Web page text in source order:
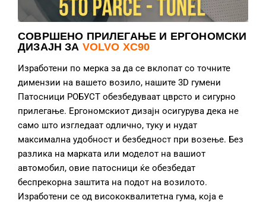
СОВРШЕНО ПРИЛЕГАЊЕ И ЕРГОНОМСКИ
ДИЗАЈН ЗА VOLVO XC90
Изработени по мерка за да се вклопат со точните
димензии на вашето возило, нашите 3D гумени
Патосници РОБУСТ обезбедуваат цврсто и сигурно
прилегање. Ергономскиот дизајн осигурува дека не
само што изгледаат одлично, туку и нудат
максимална удобност и безбедност при возење. Без
разлика на марката или моделот на вашиот
автомобил, овие патосници ќе обезбедат
беспрекорна заштита на подот на возилото.
Изработени се од висококвалитетна гума, која е